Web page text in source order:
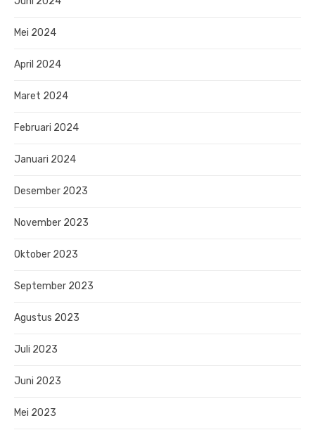
Mei 2024
April 2024
Maret 2024
Februari 2024
Januari 2024
Desember 2023
November 2023
Oktober 2023
September 2023
Agustus 2023
Juli 2023
Juni 2023
Mei 2023